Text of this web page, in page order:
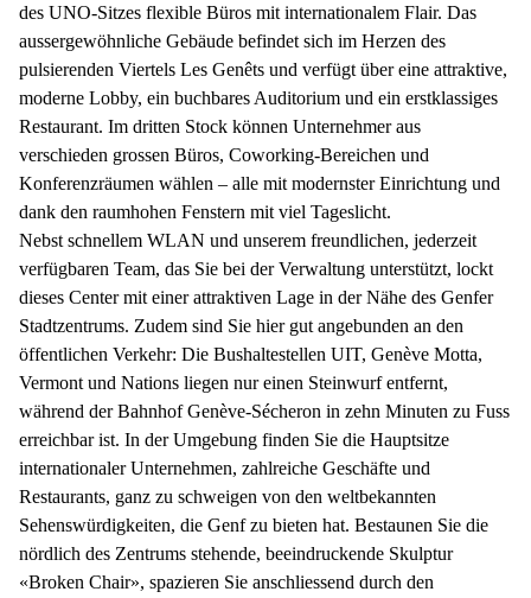
des UNO-Sitzes flexible Büros mit internationalem Flair. Das
aussergewöhnliche Gebäude befindet sich im Herzen des
pulsierenden Viertels Les Genêts und verfügt über eine attraktive,
moderne Lobby, ein buchbares Auditorium und ein erstklassiges
Restaurant. Im dritten Stock können Unternehmer aus
verschieden grossen Büros, Coworking-Bereichen und
Konferenzräumen wählen – alle mit modernster Einrichtung und
dank den raumhohen Fenstern mit viel Tageslicht.
Nebst schnellem WLAN und unserem freundlichen, jederzeit
verfügbaren Team, das Sie bei der Verwaltung unterstützt, lockt
dieses Center mit einer attraktiven Lage in der Nähe des Genfer
Stadtzentrums. Zudem sind Sie hier gut angebunden an den
öffentlichen Verkehr: Die Bushaltestellen UIT, Genève Motta,
Vermont und Nations liegen nur einen Steinwurf entfernt,
während der Bahnhof Genève-Sécheron in zehn Minuten zu Fuss
erreichbar ist. In der Umgebung finden Sie die Hauptsitze
internationaler Unternehmen, zahlreiche Geschäfte und
Restaurants, ganz zu schweigen von den weltbekannten
Sehenswürdigkeiten, die Genf zu bieten hat. Bestaunen Sie die
nördlich des Zentrums stehende, beeindruckende Skulptur
«Broken Chair», spazieren Sie anschliessend durch den